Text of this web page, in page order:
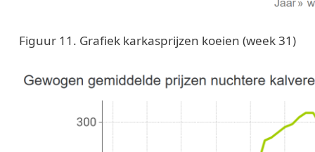
Figuur 11. Grafiek karkasprijzen koeien (week 31)